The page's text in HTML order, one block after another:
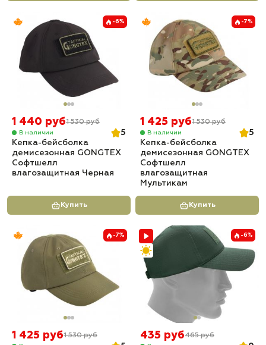
-6%
1 440 руб1 530 руб
В наличии
5
Кепка-бейсболка
демисезонная GONGTEX
Софтшелл
влагозащитная Черная
Купить
-7%
1 425 руб1 530 руб
В наличии
5
Кепка-бейсболка
демисезонная GONGTEX
Софтшелл
влагозащитная
Мультикам
Купить
-7%
1 425 руб1 530 руб
-6%
435 руб465 руб